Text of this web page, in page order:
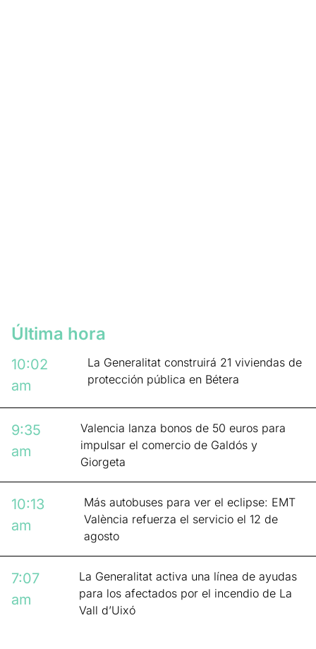
Última hora
10:02
am
La Generalitat construirá 21 viviendas de
protección pública en Bétera
9:35
am
Valencia lanza bonos de 50 euros para
impulsar el comercio de Galdós y
Giorgeta
10:13
am
Más autobuses para ver el eclipse: EMT
València refuerza el servicio el 12 de
agosto
7:07
am
La Generalitat activa una línea de ayudas
para los afectados por el incendio de La
Vall d’Uixó